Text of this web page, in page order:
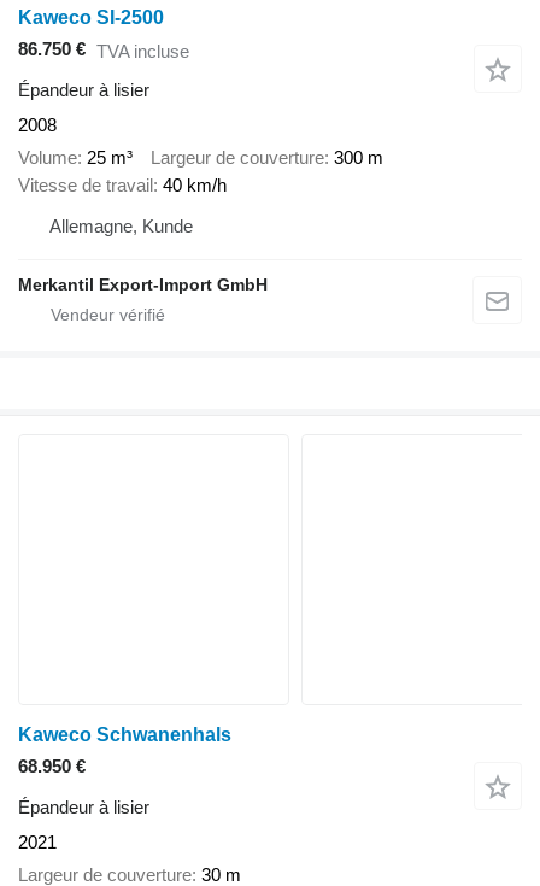
Kaweco SI-2500
86.750 € TVA incluse
Épandeur à lisier
2008
Volume 25 m³ Largeur de couverture 300 m
Vitesse de travail 40 km/h
Allemagne, Kunde
Merkantil Export-Import GmbH
Kaweco Schwanenhals
68.950 €
Épandeur à lisier
2021
Largeur de couverture 30 m